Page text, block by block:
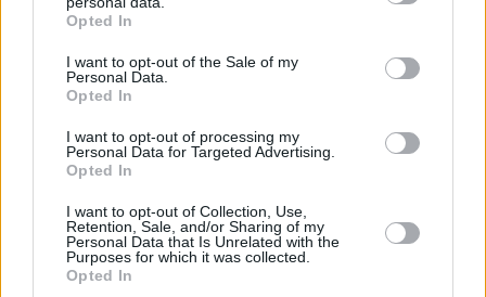
grant or deny consent to Google and its third-party tags to
use your data for below specified purposes in below Google
consent section.
Opted In
I want to opt-out of the Sale of my
Personal Data.
Opted In
I want to opt-out of processing my
Personal Data for Targeted Advertising.
Opted In
I want to opt-out of Collection, Use,
Retention, Sale, and/or Sharing of my
Personal Data that Is Unrelated with the
Purposes for which it was collected.
Opted In
και Καρδίτσα - Έκλεισαν δρόμους και άναψαν φωτιές, δείτε
βίντεο και φωτογραφίες
07.02.2024, 18:02